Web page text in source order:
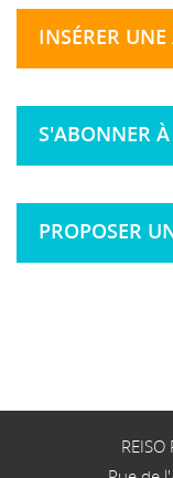
INSÉRER
S'ABONNER À
PROPOSER